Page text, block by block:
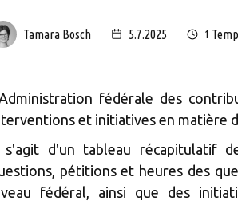
Tamara Bosch 5.7.2025 1
fédérale des
et initiatives en matière
s'agit d'un tableau récapitulatif
pétitions et heures des
fédéral, ainsi que des